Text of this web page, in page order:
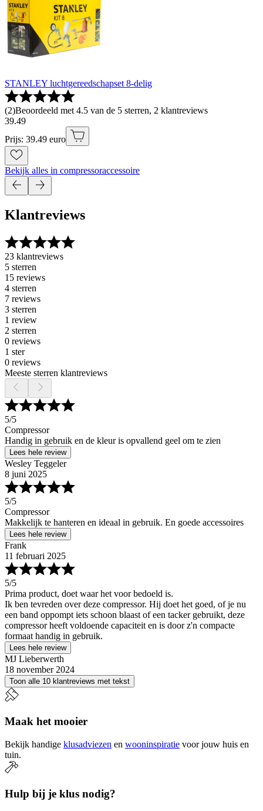
STANLEY luchtgereedschapset 8-delig
(2)Beoordeeld met 4.5 van de 5 sterren, 2 klantreviews
39.49
Prijs: 39.49 euro
Bekijk alles in compressoraccessoire
Klantreviews
23 klantreviews
5 sterren
15 reviews
4 sterren
7 reviews
3 sterren
1 review
2 sterren
0 reviews
1 ster
0 reviews
Meeste sterren klantreviews
5/5
Compressor
Handig in gebruik en de kleur is opvallend geel om te zien
Lees hele review
Wesley Teggeler
8 juni 2025
5/5
Compressor
Makkelijk te hanteren en ideaal in gebruik. En goede accessoires
Lees hele review
Frank
11 februari 2025
5/5
Prima product, doet waar het voor bedoeld is.
Ik ben tevreden over deze compressor. Hij doet het goed, of je nu
een band oppompt iets schoon blaast of een tacker gebruikt, deze
compressor heeft voldoende capaciteit en is door z'n compacte
formaat handig in gebruik.
Lees hele review
MJ Lieberwerth
18 november 2024
Toon alle 10 klantreviews met tekst
Maak het mooier
Bekijk handige klusadviezen en wooninspiratie voor jouw huis en
tuin.
Hulp bij je klus nodig?